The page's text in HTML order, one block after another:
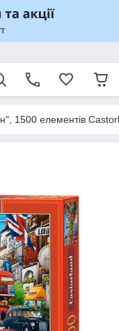
1500 елементів